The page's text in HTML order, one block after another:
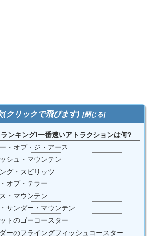
(クリックで飛びます)
ンキング!一番速いアトラクションは何?
・オブ・ジ・アース
シュ・マウンテン
グ・スピリッツ
オブ・テラー
・マウンテン
サンダー・マウンテン
トのゴーコースター
ーのフライングフィッシュコースター